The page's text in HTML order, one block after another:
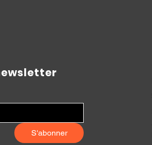
S'abonner